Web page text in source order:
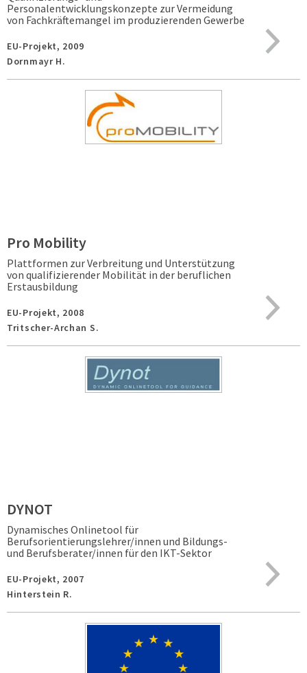
Personalentwicklungskonzepte zur Vermeidung
von Fachkräftemangel im produzierenden Gewerbe
EU-Projekt, 2009
Dornmayr H.
Pro Mobility
Plattformen zur Verbreitung und Unterstützung
von qualifizierender Mobilität in der beruflichen
Erstausbildung
EU-Projekt, 2008
Tritscher-Archan S.
DYNOT
Dynamisches Onlinetool für
Berufsorientierungslehrer/innen und Bildungs-
und Berufsberater/innen für den IKT-Sektor
EU-Projekt, 2007
Hinterstein R.